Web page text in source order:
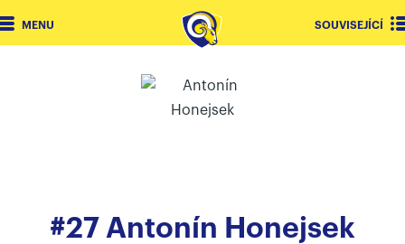
MENU SOUVISEJÍCÍ
#27 Antonín Honejsek